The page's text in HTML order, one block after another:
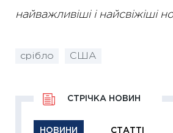
найважливіші і найсвіжіші
срібло США
НОВИНИ СТАТТІ
СТРІЧКА НОВИН